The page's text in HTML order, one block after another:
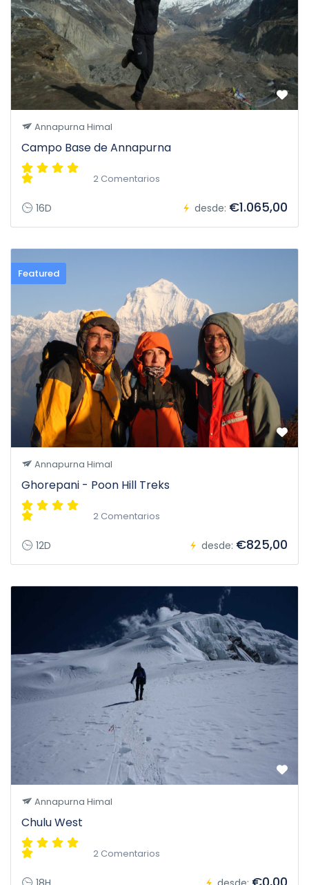
Annapurna Himal
Campo Base de Annapurna
2 Comentarios
16D desde: €1.065,00
Featured
Annapurna Himal
Ghorepani - Poon Hill Treks
2 Comentarios
12D desde: €825,00
Annapurna Himal
Chulu West
2 Comentarios